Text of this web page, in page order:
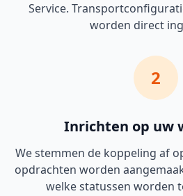
Service.
worden direct
2
Inrichten op uw
We stemmen de koppeling af
opdrachten worden
welke statussen worden